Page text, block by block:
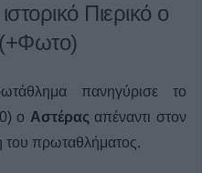
Πιερικό ο
πανηγύρισε το
ο Αστέρας απέναντι στον
του πρωταθλήματος.